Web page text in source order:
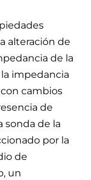
alteración de
de la
impedancia
cambios
de
sonda de la
por la
de
un